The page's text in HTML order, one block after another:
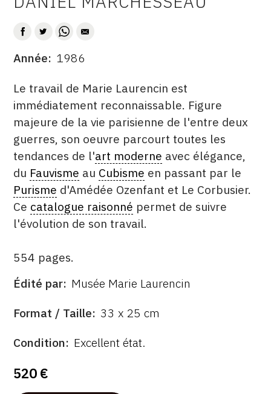
SUIVEZ-NOUS
INSTAGRAM
FACEBOOK
TWITTER
PINTEREST
AUTEUR
DATE
Année 1986
DESCRITPTION
Le travail de Marie Laurencin est
immédiatement reconnaissable. Figure
majeure de la vie parisienne de l'entre deux
guerres, son oeuvre parcourt toutes les
tendances de l'art moderne avec élégance,
du Fauvisme au Cubisme en passant par le
Purisme d'Amédée Ozenfant et Le Corbusier.
Ce catalogue raisonné permet de suivre
l'évolution de son travail.
554 pages.
ÉDITÉ
Édité par Musée Marie Laurencin
FORMAT
Format / Taille 33 x 25 cm
ÉTAT
Condition Excellent état.
520 €